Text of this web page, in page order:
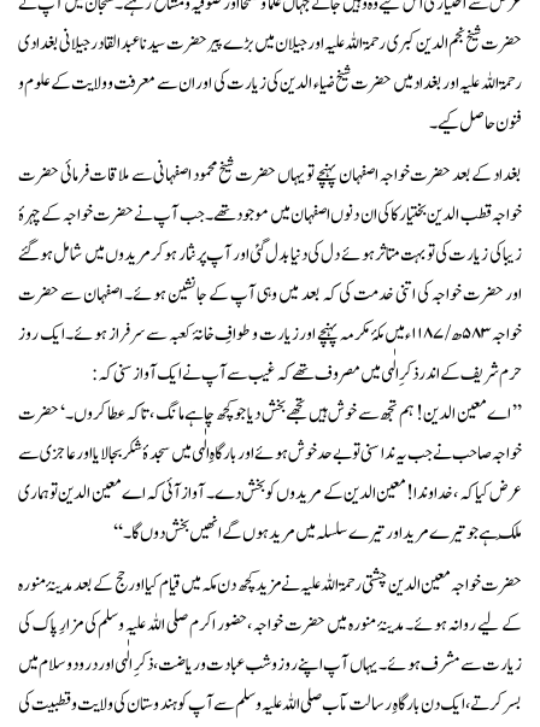
حضرت شیخ نجم الدین کبری رحمۃ اللہ علیہ اور جیلان میں بڑے پیرحضرت سیدنا عبدالقادر جیلانی بغدادی
رحمۃ اللہ علیہ اور بغداد میں حضرت شیخ ضیاء الدین کی زیارت کی اور ان سے معرفت و ولایت کے علوم و
فنون حاصل کیے۔
بغداد کے بعد حضرت خواجہ اصفہان پہنچے تو یہاں حضرت شیخ محمود اصفہانی سے ملاقات فرمائی حضرت
خواجہ قطب الدین بختیار کاکی ان دنوں اصفہان میں موجود تھے۔ جب آپ نے حضرت خواجہ کے چہرۂ
زیبا کی زیارت کی تو بہت متاثر ہوئے دل کی دنیا بدل گئی اور آپ پر نثار ہوکر مریدوں میں شامل ہوگئے
اور حضرت خواجہ کی اتنی خدمت کی کہ بعد میں وہی آپ کے جانشین ہوئے۔ اصفہان سے حضرت
خواجہ ۵۸۳ھ / ۱۱۸۷ء میں مکۂ مکرمہ پہنچے اور زیارت و طوافِ خانۂ کعبہ سے سرفراز ہوئے۔ ایک روز
حرم شریف کے اندر ذکرِ الٰہی میں مصروف تھے کہ غیب سے آپ نے ایک آواز سنی کہ:
’’ اے معین الدین ! ہم تجھ سے خوش ہیں تجھے بخش دیا جو کچھ چاہے مانگ ، تاکہ عطا کروں۔ ‘ حضرت
خواجہ صاحب نے جب یہ ندا سنی تو بے حد خوش ہوئے اور بارگاہِ الٰہی میں سجدۂ شکر بجالایااور عاجزی سے
عرض کیا کہ ، خداوندا! معین الدین کے مریدوں کو بخش دے۔ آواز آئی کہ اے معین الدین تو ہماری
مِلک ہے جو تیرے مرید اور تیرے سلسلہ میں مرید ہوں گے انھیں بخش دوں گا۔ ‘‘
حضرت خواجہ معین الدین چشتی رحمۃ اللہ علیہ نے مزید کچھ دن مکہ میں قیام کیا اور حج کے بعد مدینۂ منورہ
کے لیے روانہ ہوئے۔ مدینۂ منورہ میں حضرت خواجہ ، حضور اکرم صلی اللہ علیہ وسلم کی مزارِ پاک کی
زیارت سے مشرف ہوئے۔ یہاں آپ اپنے روز و شب عبادت و ریاضت ، ذکرِ الٰہی اور درود وسلام میں
بسر کرتے ، ایک دن بارگاہِ رسالت مآب صلی اللہ علیہ وسلم سے آپ کو ہندوستان کی ولایت و قطبیت کی